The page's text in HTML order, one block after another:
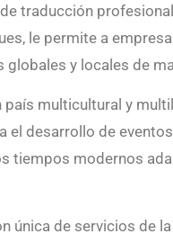
traducción
le permite a
globales y locales de
país multicultural y
el desarrollo de
tiempos modernos
única de servicios de